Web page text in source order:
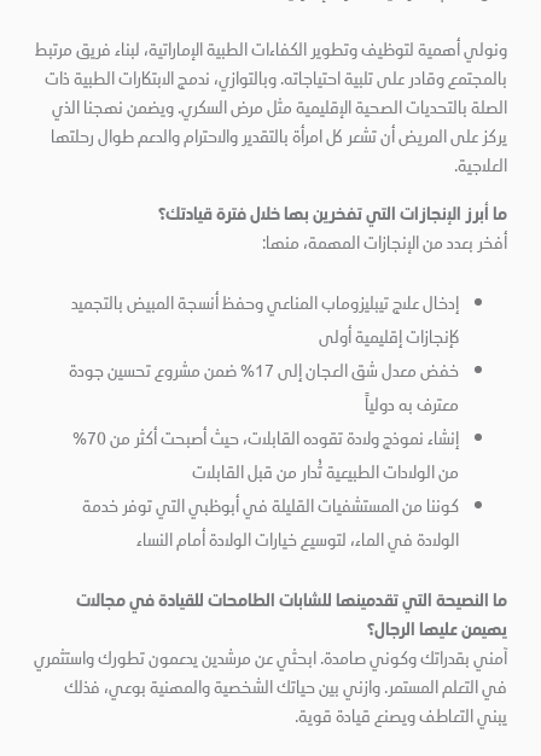
ونولي أهمية لتوظيف وتطوير الكفاءات الطبية الإماراتية، لبناء فريق مرتبط
بالمجتمع وقادر على تلبية احتياجاته. وبالتوازي، ندمج الابتكارات الطبية ذات
الصلة بالتحديات الصحية الإقليمية مثل مرض السكري. ويضمن نهجنا الذي
يركز على المريض أن تشعر كل امرأة بالتقدير والاحترام والدعم طوال رحلتها
العلاجية.
ما أبرز الإنجازات التي تفخرين بها خلال فترة قيادتك؟
أفخر بعدد من الإنجازات المهمة، منها:
إدخال علاج تيبليزوماب المناعي وحفظ أنسجة المبيض بالتجميد
كإنجازات إقليمية أولى
خفض معدل شق العجان إلى 17% ضمن مشروع تحسين جودة
معترف به دولياً
إنشاء نموذج ولادة تقوده القابلات، حيث أصبحت أكثر من 70%
من الولادات الطبيعية تُدار من قبل القابلات
كوننا من المستشفيات القليلة في أبوظبي التي توفر خدمة
الولادة في الماء، لتوسيع خيارات الولادة أمام النساء
ما النصيحة التي تقدمينها للشابات الطامحات للقيادة في مجالات
يهيمن عليها الرجال؟
آمني بقدراتك وكوني صامدة. ابحثي عن مرشدين يدعمون تطورك واستثمري
في التعلم المستمر. وازني بين حياتك الشخصية والمهنية بوعي، فذلك
يبني التعاطف ويصنع قيادة قوية.